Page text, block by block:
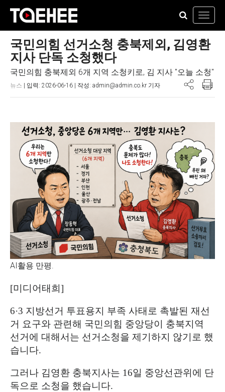
국민의힘 선거소청 충북제외, 김영환
지사 단독 소청했다
국민의힘 충북제외 6개 지역 소청키로, 김 지사 "오늘 소청"
뉴스 | 입력: 2026-06-16 | 작성: admin@admin.co.kr 기자
AI활용 만평.
[미디어태희 ]
6·3 지방선거 투표용지 부족 사태로 촉발된 재선
거 요구와 관련해 국민의힘 중앙당이 충북지역
선거에 대해서는 선거소청을 제기하지 않기로 했
습니다.
그러나 김영환 충북지사는 16일 중앙선관위에 단
독으로 소청을 했습니다.